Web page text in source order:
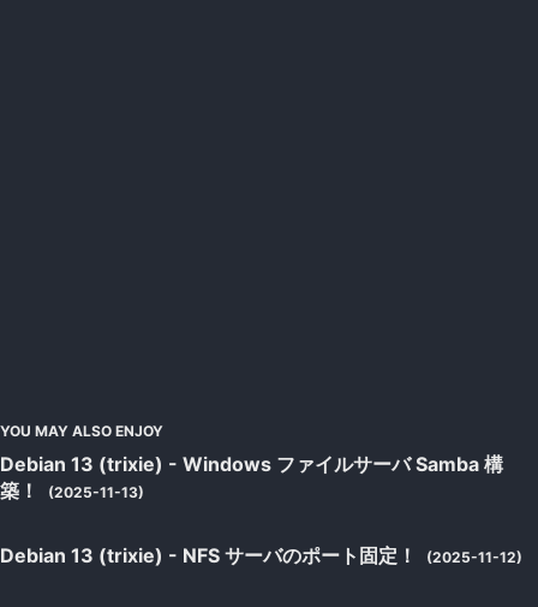
YOU MAY ALSO ENJOY
Debian 13 (trixie) - Windows ファイルサーバ Samba 構
築！
(2025-11-13)
Debian 13 (trixie) - NFS サーバのポート固定！ (2025-11-12)